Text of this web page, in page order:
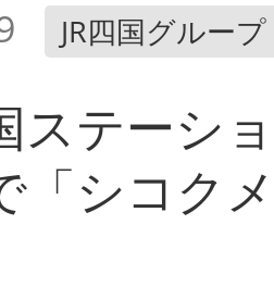
JR四国グループ
ステー
「シコク